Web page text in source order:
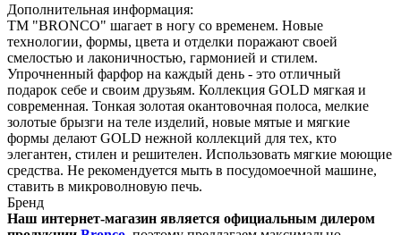
Дополнительная информация:
ТМ "BRONCO" шагает в ногу со временем. Новые
технологии, формы, цвета и отделки поражают своей
смелостью и лаконичностью, гармонией и стилем.
Упрочненный фарфор на каждый день - это отличный
подарок себе и своим друзьям. Коллекция GOLD мягкая и
современная. Тонкая золотая окантовочная полоса, мелкие
золотые брызги на теле изделий, новые мятые и мягкие
формы делают GOLD нежной коллекций для тех, кто
элегантен, стилен и решителен. Использовать мягкие моющие
средства. Не рекомендуется мыть в посудомоечной машине,
ставить в микроволновую печь.
Бренд
Наш интернет-магазин является официальным дилером